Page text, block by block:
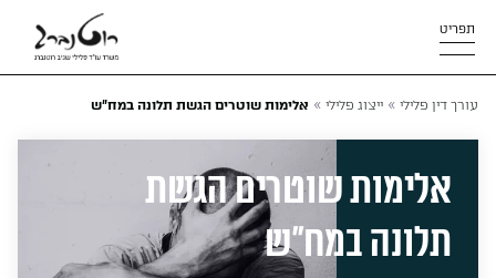
תפריט
עורך דין פלילי » ייצוג פלילי » אלימות שוטרים הגשת תלונה במח"ש
אלימות שוטרים הגשת
תלונה במח”ש